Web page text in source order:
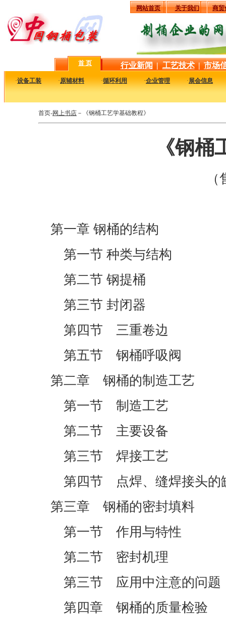
网站首页 关于我们 商贸
首 页 行业新闻 | 工艺技术 | 市场
·设备工装 ·原辅材料 ·循环利用 ·企业管理 ·展会信息
首页-网上书店 －《钢桶工艺学基础教程》
《钢
第一章 钢桶的结构
第一节 种类与结构
第二节 钢提桶
第三节 封闭器
第四节 三重卷边
第五节 钢桶呼吸阀
第二章 钢桶的制造工艺
第一节 制造工艺
第二节 主要设备
第三节 焊接工艺
第四节 点焊、缝焊接头的
第三章 钢桶的密封填料
第一节 作用与特性
第二节 密封机理
第三节 应用中注意的问题
第四章 钢桶的质量检验